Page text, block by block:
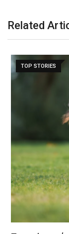
Related
TOP STORIES